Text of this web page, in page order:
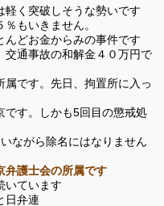
軽く突破しそうな勢いです
もいきません。
んどお金からみの事件です
交通事故の和解金４０万円で
属です。先日、拘置所に入っ
です。しかも5回目の懲戒処
ながら除名にはなりません
弁護士会の所属です
いています
日弁連